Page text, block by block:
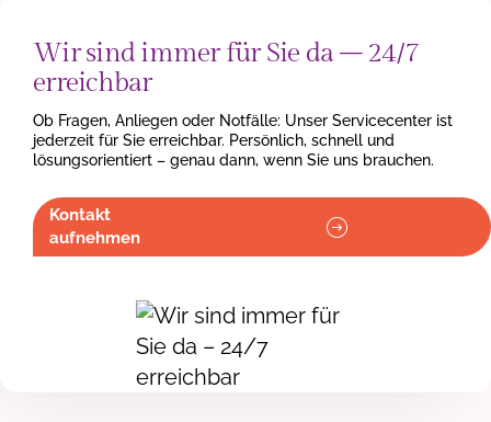
Wir sind immer für Sie da – 24/7
erreichbar
Ob Fragen, Anliegen oder Notfälle: Unser Servicecenter ist
jederzeit für Sie erreichbar. Persönlich, schnell und
lösungsorientiert – genau dann, wenn Sie uns brauchen.
Kontakt
aufnehmen